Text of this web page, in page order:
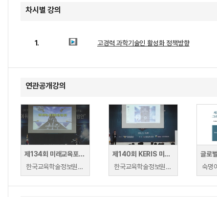
차시별 강의
1. 고경력 과학기술인 활성화 정책방향
연관공개강의
제134회 미래교육포럼 · 공군 HRD 발전 세미나
한국교육학술정보원 | 정광훈(한국교육학술정보원), 조영탁(휴넷), 임철일(서울대학교), 이희수(중앙대학교)
제140회 KERIS 미래교육포럼 · 2019 공군 HRD 발전 세미나
한국교육학술정보원 | 홍정민 연구소장(㈜휴넷), 정광훈(KERIS 교육데이터정책부).
글로